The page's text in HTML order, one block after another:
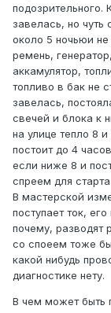
завелась, но
около 5 ночьюи
ремень,
аккамулятор,
топливо в бак не
завелась,
свечей и блока к
на улице тепло 8
постоит до 4
если ниже 8 и
спреем для
В мастерской
поступает ток,
почему, разводят
со споеем тоже
какой нибудь
диагностике нету.
В чем может быть